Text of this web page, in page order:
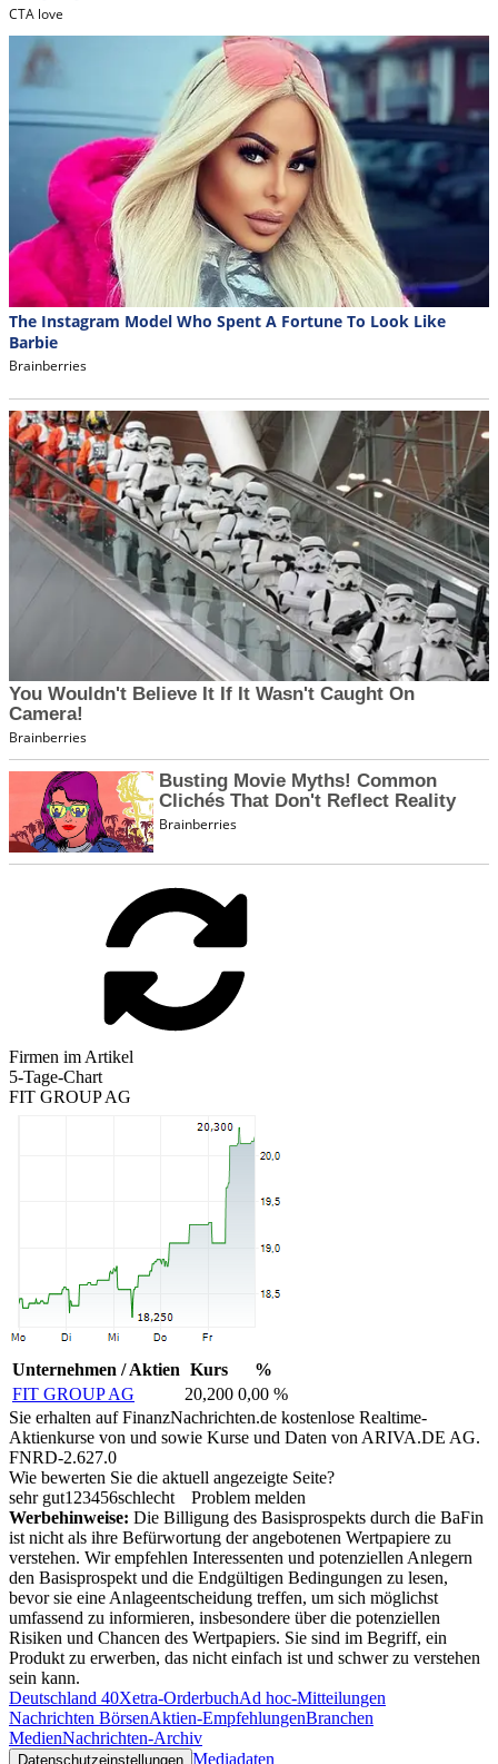
Firmen im Artikel
5-Tage-Chart
FIT GROUP AG
Unternehmen / Aktien Kurs
%
FIT GROUP AG
20,200 0,00 %
Sie erhalten auf FinanzNachrichten.de kostenlose Realtime-
Aktienkurse von und sowie Kurse und Daten von ARIVA.DE AG.
FNRD-2.627.0
Wie bewerten Sie die aktuell angezeigte Seite?
sehr gut1 23456schlecht
Problem melden
Werbehinweise: Die Billigung des Basisprospekts durch die BaFin
ist nicht als ihre Befürwortung der angebotenen Wertpapiere zu
verstehen. Wir empfehlen Interessenten und potenziellen Anlegern
den Basisprospekt und die Endgültigen Bedingungen zu lesen,
bevor sie eine Anlageentscheidung treffen, um sich möglichst
umfassend zu informieren, insbesondere über die potenziellen
Risiken und Chancen des Wertpapiers. Sie sind im Begriff, ein
Produkt zu erwerben, das nicht einfach ist und schwer zu verstehen
sein kann.
Deutschland 40Xetra-OrderbuchAd hoc-Mitteilungen
Nachrichten BörsenAktien-EmpfehlungenBranchen
MedienNachrichten-Archiv
Datenschutzeinstellungen Mediadaten